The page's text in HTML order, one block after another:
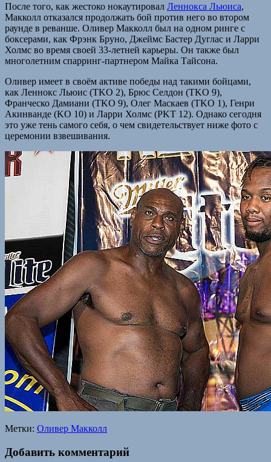
После того, как жестоко нокаутировал Леннокса Льюиса,
Макколл отказался продолжать бой против него во втором
раунде в реванше. Оливер Макколл был на одном ринге с
боксерами, как Фрэнк Бруно, Джеймс Бастер Дуглас и Ларри
Холмс во время своей 33-летней карьеры. Он также был
многолетним спарринг-партнером Майка Тайсона.
Оливер имеет в своём активе победы над такими бойцами,
как Леннокс Льюис (TKO 2), Брюс Селдон (TKO 9),
Франческо Дамиани (TKO 9), Олег Маскаев (TKO 1), Генри
Акинванде (KO 10) и Ларри Холмс (PKT 12). Однако сегодня
это уже тень самого себя, о чем свидетельствует ниже фото с
церемонии взвешивания.
Метки: Оливер Макколл
Добавить комментарий